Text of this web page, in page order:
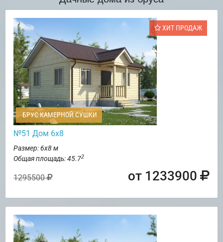
ХИТ ПРОДАЖ
БРУС КАМЕРНОЙ СУШКИ
№51 Дом 6х8
Размер: 6х8 м
Общая площадь: 45.72
1295500 от 1233900